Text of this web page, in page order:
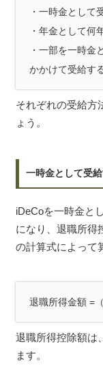
・一時金として
・年金として何
・一部を一時金
かかけて受給す
それぞれの受給方
ょう。
一時金として受
iDeCoを一時金と
になり、退職所得
の計算式によって
退職所得金額 =
退職所得控除額は
ます。